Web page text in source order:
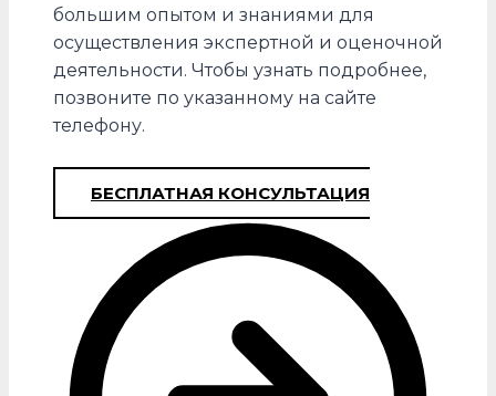
большим опытом и знаниями для
осуществления экспертной и оценочной
деятельности. Чтобы узнать подробнее,
позвоните по указанному на сайте
телефону.
БЕСПЛАТНАЯ КОНСУЛЬТАЦИЯ